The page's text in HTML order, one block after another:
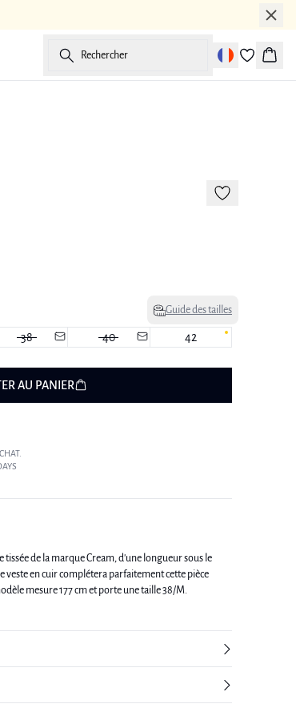
Rechercher
Panier
Guide des tailles
38 40
42
AU PANIER
de la marque Cream, d'une longueur sous le
veste en cuir complétera parfaitement cette pièce
pour une silhouette raffinée. Le modèle mesure 177 cm et porte une taille 38/M.